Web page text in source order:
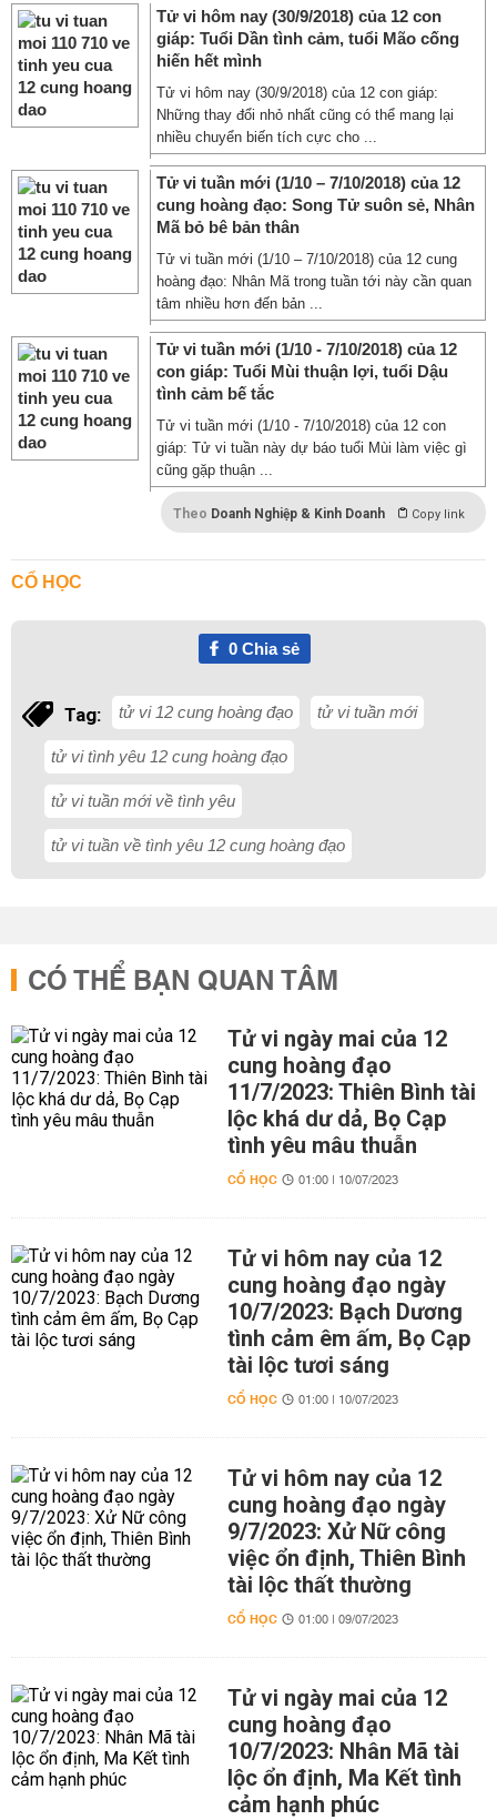
Tử vi hôm nay (30/9/2018) của 12 con
giáp: Tuổi Dần tình cảm, tuổi Mão cống
hiến hết mình
Tử vi hôm nay (30/9/2018) của 12 con giáp:
Những thay đổi nhỏ nhất cũng có thể mang lại
nhiều chuyển biến tích cực cho ...
Tử vi tuần mới (1/10 – 7/10/2018) của 12
cung hoàng đạo: Song Tử suôn sẻ, Nhân
Mã bỏ bê bản thân
Tử vi tuần mới (1/10 – 7/10/2018) của 12 cung
hoàng đạo: Nhân Mã trong tuần tới này cần quan
tâm nhiều hơn đến bản ...
Tử vi tuần mới (1/10 - 7/10/2018) của 12
con giáp: Tuổi Mùi thuận lợi, tuổi Dậu
tình cảm bế tắc
Tử vi tuần mới (1/10 - 7/10/2018) của 12 con
giáp: Tử vi tuần này dự báo tuổi Mùi làm việc gì
cũng gặp thuận ...
Theo Doanh Nghiệp & Kinh Doanh Copy link
CỔ HỌC
0Chia sẻ
Tag: tử vi 12 cung hoàng đạo tử vi tuần mới
tử vi tình yêu 12 cung hoàng đạo
tử vi tuần mới về tình yêu
tử vi tuần về tình yêu 12 cung hoàng đạo
CÓ THỂ BẠN QUAN TÂM
Tử vi ngày mai của 12
cung hoàng đạo
11/7/2023: Thiên Bình tài
lộc khá dư dả, Bọ Cạp
tình yêu mâu thuẫn
CỔ HỌC 01:00 | 10/07/2023
Tử vi hôm nay của 12
cung hoàng đạo ngày
10/7/2023: Bạch Dương
tình cảm êm ấm, Bọ Cạp
tài lộc tươi sáng
CỔ HỌC 01:00 | 10/07/2023
Tử vi hôm nay của 12
cung hoàng đạo ngày
9/7/2023: Xử Nữ công
việc ổn định, Thiên Bình
tài lộc thất thường
CỔ HỌC 01:00 | 09/07/2023
Tử vi ngày mai của 12
cung hoàng đạo
10/7/2023: Nhân Mã tài
lộc ổn định, Ma Kết tình
cảm hạnh phúc